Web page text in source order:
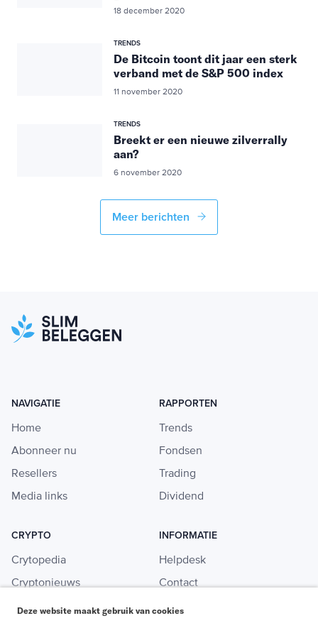
18 december 2020
TRENDS
De Bitcoin toont dit jaar een sterk
verband met de S&P 500 index
11 november 2020
TRENDS
Breekt er een nieuwe zilverrally
aan?
6 november 2020
Meer berichten
NAVIGATIE
Home
Abonneer nu
Resellers
Media links
RAPPORTEN
Trends
Fondsen
Trading
Dividend
CRYPTO
Crytopedia
Cryptonieuws
Crypto koopgids
INFORMATIE
Helpdesk
Contact
Adverteren
Deze website maakt gebruik van cookies